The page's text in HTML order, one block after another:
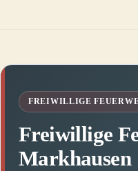
FREIWILLIGE
Freiwillige
Markhausen